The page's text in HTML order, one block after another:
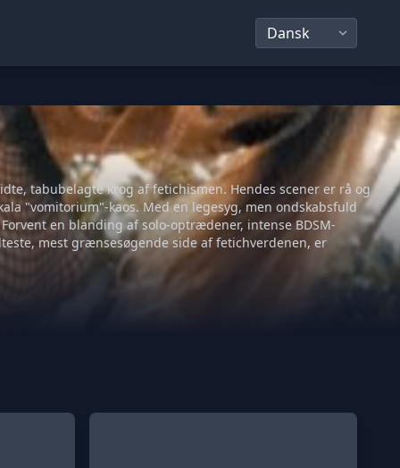
tabubelagte krog af fetichismen. Hendes scener er rå og
"vomitorium"-kaos. Med en legesyg, men ondskabsfuld
en blanding af solo-optrædener, intense BDSM-
mest grænsesøgende side af fetichverdenen, er